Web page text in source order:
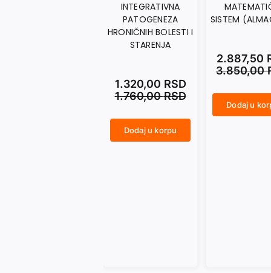
INTEGRATIVNA
PATOGENEZA
HRONIČNIH BOLESTI I
STARENJA
1.760,00RSD
1.320,00 RSD
Dodaj u korpu
SISTEM
3.850,00
2.887,50
Dodaj u